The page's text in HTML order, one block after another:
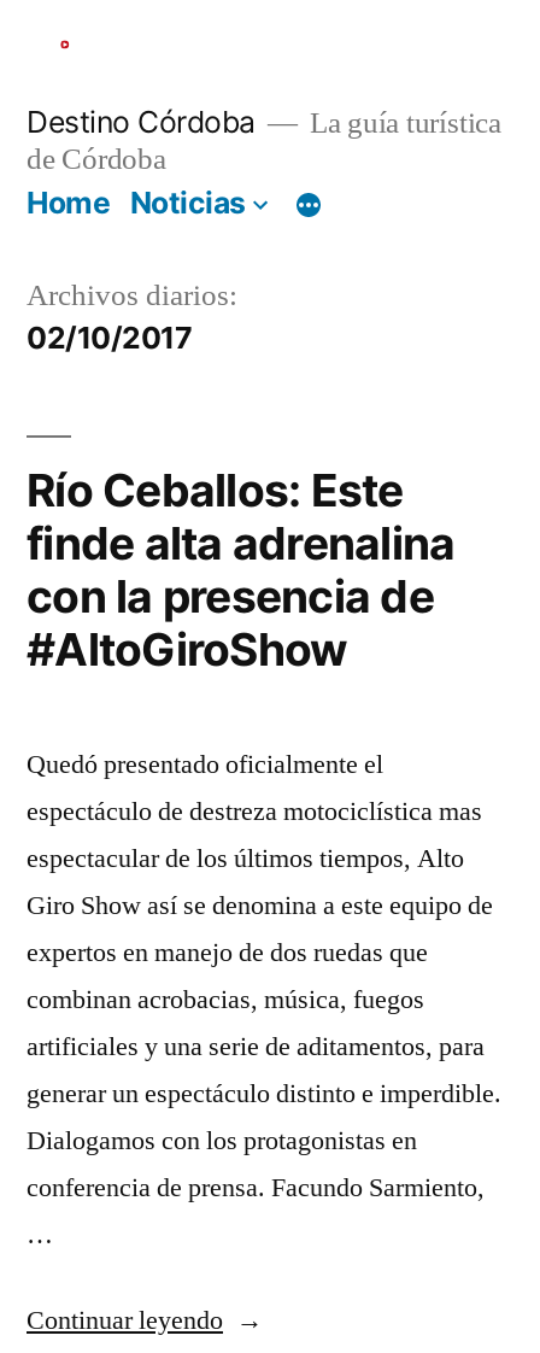
contenido
Destino Córdoba
La guía turística
de Córdoba
Home Noticias
Archivos diarios:
02/10/2017
Río Ceballos: Este
finde alta adrenalina
con la presencia de
#AltoGiroShow
Quedó presentado oficialmente el
espectáculo de destreza motociclística mas
espectacular de los últimos tiempos, Alto
Giro Show así se denomina a este equipo de
expertos en manejo de dos ruedas que
combinan acrobacias, música, fuegos
artificiales y una serie de aditamentos, para
generar un espectáculo distinto e imperdible.
Dialogamos con los protagonistas en
conferencia de prensa. Facundo Sarmiento,
…
Continuar leyendo“Río